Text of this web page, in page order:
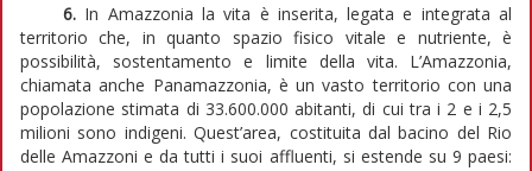
6. In Amazzonia la vita è inserita, legata e integrata al
territorio che, in quanto spazio fisico vitale e nutriente, è
possibilità, sostentamento e limite della vita. L’Amazzonia,
chiamata anche Panamazzonia, è un vasto territorio con una
popolazione stimata di 33.600.000 abitanti, di cui tra i 2 e i 2,5
milioni sono indigeni. Quest’area, costituita dal bacino del Rio
delle Amazzoni e da tutti i suoi affluenti, si estende su 9 paesi: